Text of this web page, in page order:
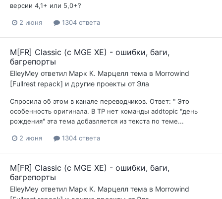
версии 4,1+ или 5,0+?
2 июня 1304 ответа
M[FR] Classic (с MGE XE) - ошибки, баги,
багрепорты
ElleyMey ответил Марк К. Марцелл тема в Morrowind
[Fullrest repack] и другие проекты от Эла
Спросила об этом в канале переводчиков. Ответ: " Это
особенность оригинала. В ТР нет команды addtopic "день
рождения" эта тема добавляется из текста по теме...
2 июня 1304 ответа
M[FR] Classic (с MGE XE) - ошибки, баги,
багрепорты
ElleyMey ответил Марк К. Марцелл тема в Morrowind